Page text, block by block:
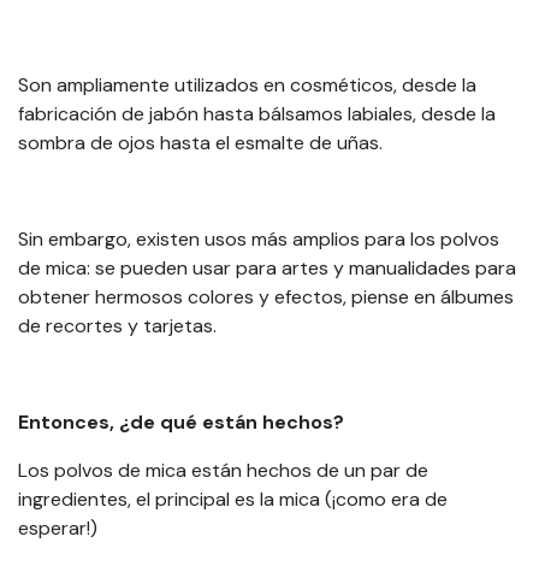
Son ampliamente utilizados en cosméticos, desde la
fabricación de jabón hasta bálsamos labiales, desde la
sombra de ojos hasta el esmalte de uñas.
Sin embargo, existen usos más amplios para los polvos
de mica: se pueden usar para artes y manualidades para
obtener hermosos colores y efectos, piense en álbumes
de recortes y tarjetas.
Entonces, ¿de qué están hechos?
Los polvos de mica están hechos de un par de
ingredientes, el principal es la mica (¡como era de
esperar!)